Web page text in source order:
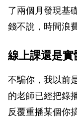
了兩個月發現基
錢不說，時間浪
線上課還是實
不騙你，我以前
的老師已經把錄
反覆重播某個你